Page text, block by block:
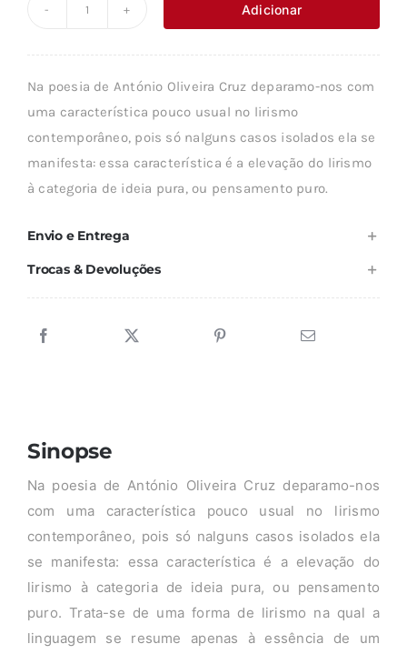
era:
é:
Adicionar
Na poesia de António Oliveira Cruz deparamo-nos com
uma característica pouco usual no lirismo
contemporâneo, pois só nalguns casos isolados ela se
manifesta: essa característica é a elevação do lirismo
à categoria de ideia pura, ou pensamento puro.
Envio e Entrega
Trocas & Devoluções
Sinopse
Na poesia de António Oliveira Cruz deparamo-nos
com uma característica pouco usual no lirismo
contemporâneo, pois só nalguns casos isolados ela
se manifesta: essa característica é a elevação do
lirismo à categoria de ideia pura, ou pensamento
puro. Trata-se de uma forma de lirismo na qual a
linguagem se resume apenas à essência de um